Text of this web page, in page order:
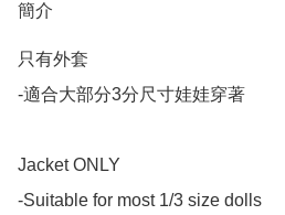
簡介
只有外套
-適合大部分3分尺寸娃娃穿著
Jacket ONLY
-Suitable for most 1/3 size dolls